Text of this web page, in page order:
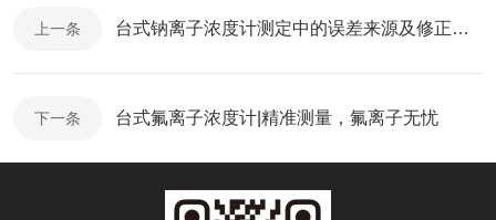
上一条 台式钠离子浓度计测定中的误差来源及修正方法
下一条 台式氟离子浓度计|精准测量，氟离子无忧